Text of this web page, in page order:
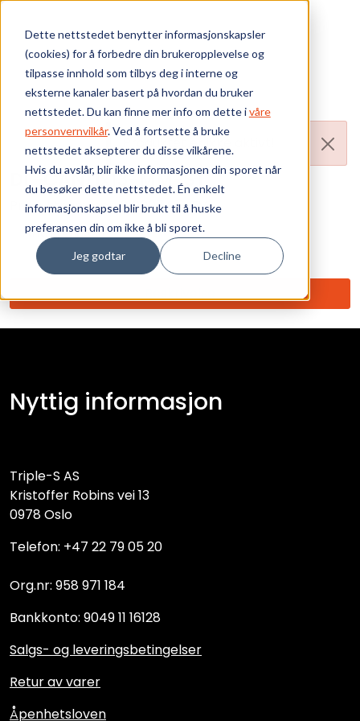
Dette nettstedet benytter informasjonskapsler
(cookies) for å forbedre din brukeropplevelse og
tilpasse innhold som tilbys deg i interne og
eksterne kanaler basert på hvordan du bruker
nettstedet. Du kan finne mer info om dette ivåre
personvernvilkår. Ved å fortsette å bruke
nettstedet aksepterer du disse vilkårene.
Hvis du avslår, blir ikke informasjonen din sporet når
du besøker dette nettstedet. Én enkelt
informasjonskapsel blir brukt til å huske
preferansen din om ikke å bli sporet.
Jeg godtar Decline
Skip to main content
Produktet er ikke aktivt!
DL-CAN/1x13-MM-ST
Produktnummer:010007421-FV
Ant. i pakke: 1
Nyttig informasjon
Triple-S AS
Kristoffer Robins vei 13
0978 Oslo
Telefon: +47 22 79 05 20
Org.nr: 958 971 184
Bankkonto: 9049 11 16128
Salgs- og leveringsbetingelser
Retur av varer
Åpenhetsloven
Bærekraft
Vi tilbyr
Ressurser
Om oss